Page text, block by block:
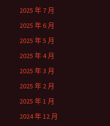
2025 年 7 月
2025 年 6 月
2025 年 5 月
2025 年 4 月
2025 年 3 月
2025 年 2 月
2025 年 1 月
2024 年 12 月